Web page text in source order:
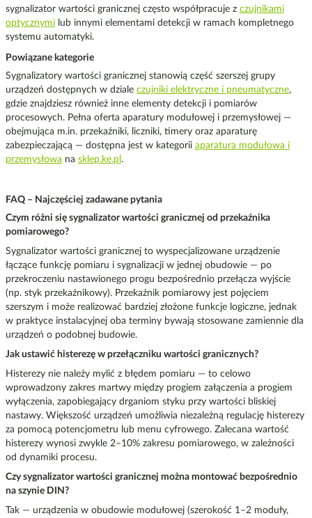
sygnalizator wartości granicznej często współpracuje z czujnikami
optycznymi lub innymi elementami detekcji w ramach kompletnego
systemu automatyki.
Powiązane kategorie
Sygnalizatory wartości granicznej stanowią część szerszej grupy
urządzeń dostępnych w dziale czujniki elektryczne i pneumatyczne,
gdzie znajdziesz również inne elementy detekcji i pomiarów
procesowych. Pełna oferta aparatury modułowej i przemysłowej —
obejmująca m.in. przekaźniki, liczniki, timery oraz aparaturę
zabezpieczającą — dostępna jest w kategorii aparatura modułowa i
przemysłowa na sklep.ke.pl .
FAQ – Najczęściej zadawane pytania
Czym różni się sygnalizator wartości granicznej od przekaźnika
pomiarowego?
Sygnalizator wartości granicznej to wyspecjalizowane urządzenie
łączące funkcję pomiaru i sygnalizacji w jednej obudowie — po
przekroczeniu nastawionego progu bezpośrednio przełącza wyjście
(np. styk przekaźnikowy). Przekaźnik pomiarowy jest pojęciem
szerszym i może realizować bardziej złożone funkcje logiczne, jednak
w praktyce instalacyjnej oba terminy bywają stosowane zamiennie dla
urządzeń o podobnej budowie.
Jak ustawić histerezę w przełączniku wartości granicznych?
Histerezy nie należy mylić z błędem pomiaru — to celowo
wprowadzony zakres martwy między progiem załączenia a progiem
wyłączenia, zapobiegający drganiom styku przy wartości bliskiej
nastawy. Większość urządzeń umożliwia niezależną regulację histerezy
za pomocą potencjometru lub menu cyfrowego. Zalecana wartość
histerezy wynosi zwykle 2–10% zakresu pomiarowego, w zależności
od dynamiki procesu.
Czy sygnalizator wartości granicznej można montować bezpośrednio
na szynie DIN?
Tak — urządzenia w obudowie modułowej (szerokość 1–2 moduły,